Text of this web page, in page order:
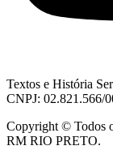
Textos e História
CNPJ: 02.821.566/
Copyright © Todos
RM RIO PRETO.